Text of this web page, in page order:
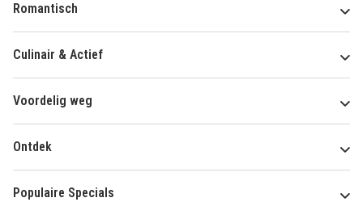
Romantisch
Culinair & Actief
Voordelig weg
Ontdek
Populaire Specials